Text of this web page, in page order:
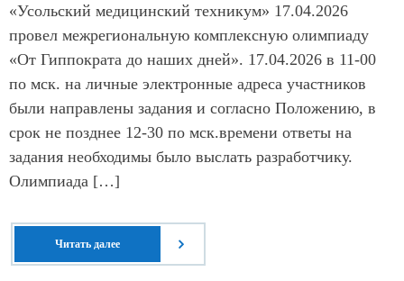
«Усольский медицинский техникум» 17.04.2026
провел межрегиональную комплексную олимпиаду
«От Гиппократа до наших дней». 17.04.2026 в 11-00
по мск. на личные электронные адреса участников
были направлены задания и согласно Положению, в
срок не позднее 12-30 по мск.времени ответы на
задания необходимы было выслать разработчику.
Олимпиада […]
Читать далее